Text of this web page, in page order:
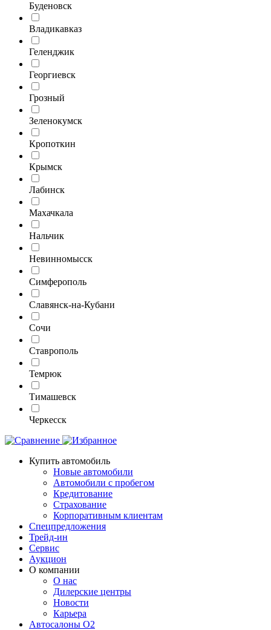
Буденовск
Владикавказ
Геленджик
Георгиевск
Грозный
Зеленокумск
Кропоткин
Крымск
Лабинск
Махачкала
Нальчик
Невинномысск
Симферополь
Славянск-на-Кубани
Сочи
Ставрополь
Темрюк
Тимашевск
Черкесск
Купить автомобиль
Новые автомобили
Автомобили с пробегом
Кредитование
Страхование
Корпоративным клиентам
Спецпредложения
Трейд-ин
Сервис
Аукцион
О компании
О нас
Дилерские центры
Новости
Карьера
Автосалоны O2